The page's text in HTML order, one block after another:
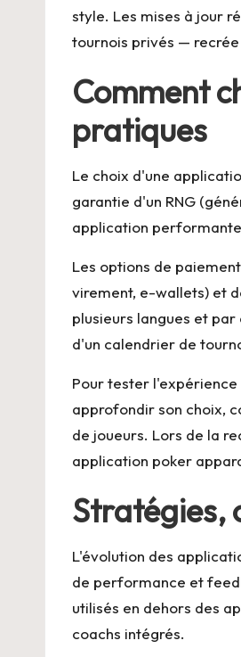
style. Les mises à jour
tournois privés —
Comment
pratiques
Le choix d'une
garantie d'un RNG
application
Les options de
virement, e-wallets) et
plusieurs langues et
d'un calendrier de
Pour tester
approfondir son choix,
de joueurs. Lors de la
application poker
Stratégies,
L'évolution des
de performance et
utilisés en dehors des
coachs intégrés.